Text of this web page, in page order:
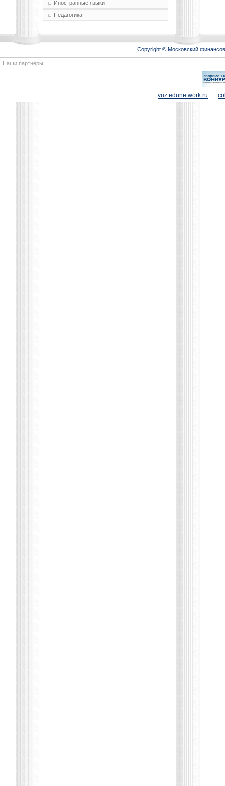
Иностранные языки
Педагогика
Copyright © Московский
Наши партнеры:
vuz.edunetwork.ru